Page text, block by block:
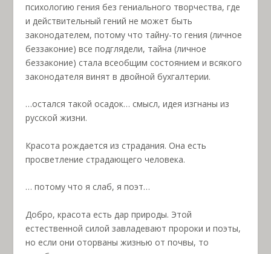
психологию гения без гениального творчества, где
и действительный гений не может быть
законодателем, потому что тайну-то гения (личное
беззаконие) все подглядели, тайна (личное
беззаконие) стала всеобщим состоянием и всякого
законодателя винят в двойной бухгалтерии.
…остался такой осадок… смысл, идея изгнаны из
русской жизни.
Красота рождается из страдания. Она есть
просветление страдающего человека.
… потому что я слаб, я поэт…
Добро, красота есть дар природы. Этой
естественной силой завладевают пророки и поэты,
но если они оторваны жизнью от почвы, то